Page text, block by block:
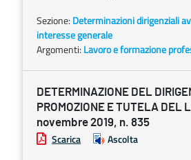
Sezione: Determinazioni dirigenziali
interesse generale
Argomenti: Lavoro e formazione
DETERMINAZIONE DEL
PROMOZIONE E TUTELA DEL
novembre 2019, n. 835
Scarica Ascolta